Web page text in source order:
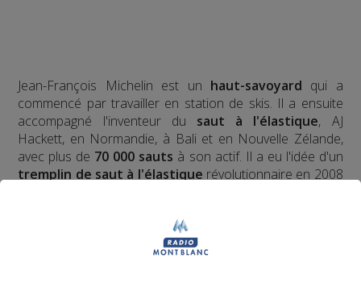
Jean-François Michelin est un haut-savoyard qui a
commencé par travailler en station de skis. Il a ensuite
accompagné l'inventeur du saut à l'élastique, AJ
Hackett, en Normandie, à Bali et en Nouvelle Zélande,
avec plus de 70 000 sauts à son actif. Il a eu l'idée d'un
tremplin de saut à l'élastique révolutionnaire en 2008
est inspiré de la prononciation